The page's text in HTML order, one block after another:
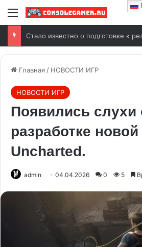
Главная / НОВОСТИ ИГР
НОВОСТИ ИГР
Появились слухи
разработке новой
Uncharted.
admin 04.04.2026 0 5